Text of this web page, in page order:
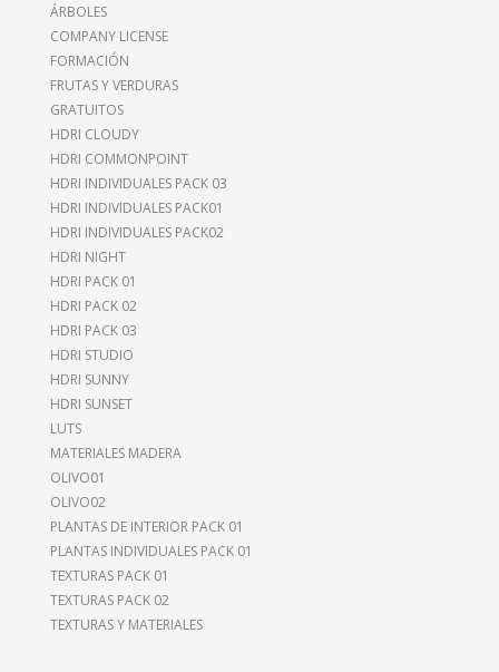
ÁRBOLES
COMPANY LICENSE
FORMACIÓN
FRUTAS Y VERDURAS
GRATUITOS
HDRI CLOUDY
HDRI COMMONPOINT
HDRI INDIVIDUALES PACK 03
HDRI INDIVIDUALES PACK01
HDRI INDIVIDUALES PACK02
HDRI NIGHT
HDRI PACK 01
HDRI PACK 02
HDRI PACK 03
HDRI STUDIO
HDRI SUNNY
HDRI SUNSET
LUTS
MATERIALES MADERA
OLIVO01
OLIVO02
PLANTAS DE INTERIOR PACK 01
PLANTAS INDIVIDUALES PACK 01
TEXTURAS PACK 01
TEXTURAS PACK 02
TEXTURAS Y MATERIALES